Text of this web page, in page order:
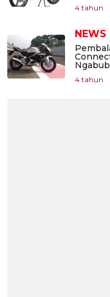
4 tahun
NEWS
4 tahun